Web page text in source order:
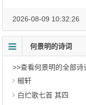
2026-08-09 10:32:26
何景明的诗词
>>查看何景明的全部诗
椒轩
白纻歌七首 其四